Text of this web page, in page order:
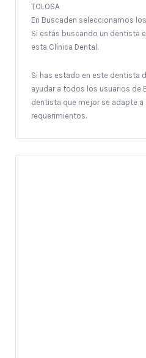
TOLOSA
En Buscaden seleccionamos
Si estás buscando un dentista
esta Clínica Dental.
Si has estado en este dentista
ayudar a todos los usuarios de
dentista que mejor se adapte a
requerimientos.